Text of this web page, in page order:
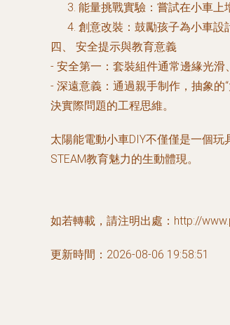
能量挑戰實驗 ：嘗試在小車
創意改裝 ：鼓勵孩子為小車
四、 安全提示與教育意義
- 安全第一 ：套裝組件通常邊緣光
- 深遠意義 ：通過親手制作，抽象
決實際問題的工程思維。
太陽能電動小車DIY不僅僅是一個
STEAM教育魅力的生動體現。
如若轉載，請注明出處：http://
更新時間：2026-08-06 19:58:51